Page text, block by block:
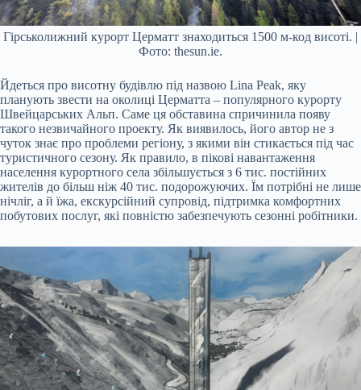
Гірськолижний курорт Церматт знаходиться 1500 м-код висоті. |
Фото: thesun.ie.
Йдеться про висотну будівлю під назвою Lina Peak, яку
планують звести на околиці Церматта – популярного курорту
Швейцарських Альп. Саме ця обставина спричинила появу
такого незвичайного проекту. Як виявилось, його автор не з
чуток знає про проблеми регіону, з якими він стикається під час
туристичного сезону. Як правило, в пікові навантаження
населення курортного села збільшується з 6 тис. постійних
жителів до більш ніж 40 тис. подорожуючих. Їм потрібні не лише
нічліг, а й їжа, екскурсійний супровід, підтримка комфортних
побутових послуг, які повністю забезпечують сезонні робітники.